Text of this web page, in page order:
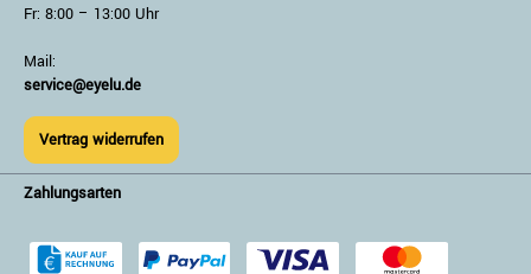
Fr: 8:00 – 13:00 Uhr
Mail:
service@eyelu.de
Vertrag widerrufen
Zahlungsarten